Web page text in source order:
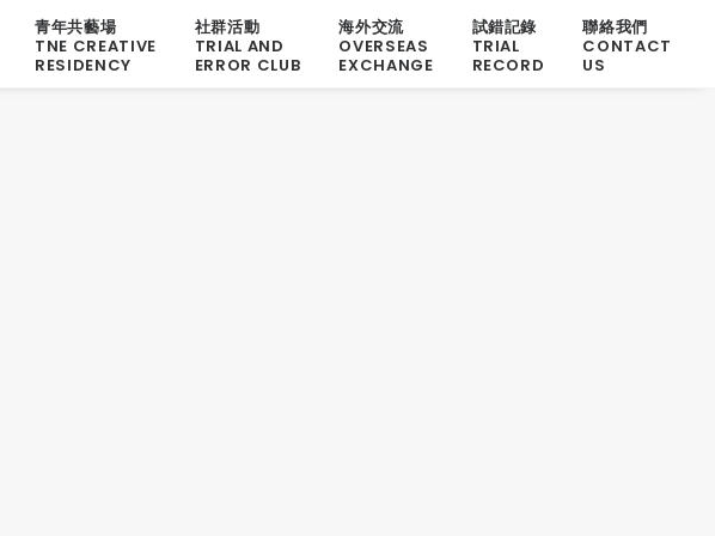
青年共藝場
TNE CREATIVE
RESIDENCY
社群活動
TRIAL AND
ERROR CLUB
海外交流
OVERSEAS
EXCHANGE
試錯記錄
TRIAL
RECORD
聯絡我們
CONTACT
US